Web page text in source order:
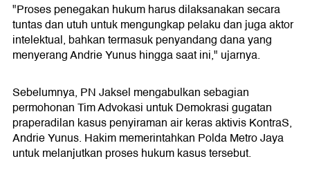
"Proses penegakan hukum harus dilaksanakan secara
tuntas dan utuh untuk mengungkap pelaku dan juga aktor
intelektual, bahkan termasuk penyandang dana yang
menyerang Andrie Yunus hingga saat ini," ujarnya.
Sebelumnya, PN Jaksel mengabulkan sebagian
permohonan Tim Advokasi untuk Demokrasi gugatan
praperadilan kasus penyiraman air keras aktivis KontraS,
Andrie Yunus. Hakim memerintahkan Polda Metro Jaya
untuk melanjutkan proses hukum kasus tersebut.